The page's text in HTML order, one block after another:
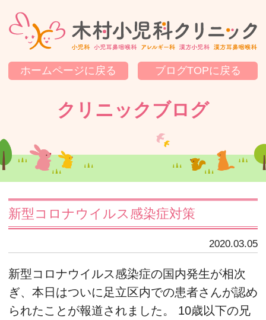
ホームページに戻る ブログTOPに戻る
クリニックブログ
新型コロナウイルス感染症対策
2020.03.05
新型コロナウイルス感染症の国内発生が相次
ぎ、本日はついに足立区内での患者さんが認め
られたことが報道されました。 10歳以下の兄